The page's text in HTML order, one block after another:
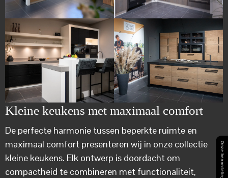
Kleine keukens met maximaal comfort
De perfecte harmonie tussen beperkte ruimte en
maximaal comfort presenteren wij in onze collectie
kleine keukens. Elk ontwerp is doordacht om
compactheid te combineren met functionaliteit,